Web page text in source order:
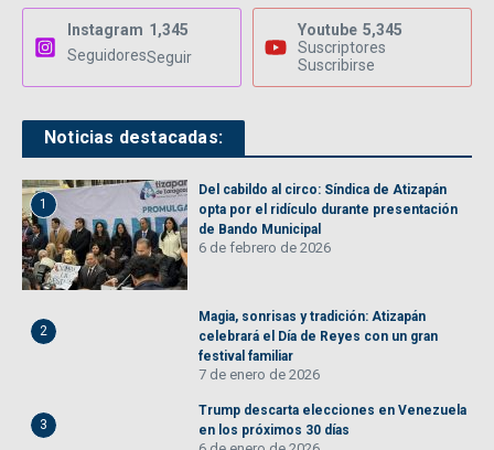
Instagram 1,345
SeguidoresSeguir
Youtube 5,345
Suscriptores
Suscribirse
Noticias destacadas:
1
Del cabildo al circo: Síndica de Atizapán
opta por el ridículo durante presentación
de Bando Municipal
6 de febrero de 2026
2
Magia, sonrisas y tradición: Atizapán
celebrará el Día de Reyes con un gran
festival familiar
7 de enero de 2026
3
Trump descarta elecciones en Venezuela
en los próximos 30 días